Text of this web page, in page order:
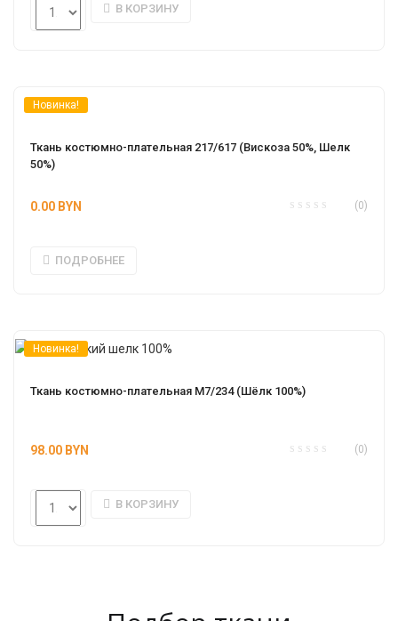
В КОРЗИНУ
Новинка!
Ткань костюмно-плательная 217/617 (Вискоза 50%, Шелк
50%)
(0)
0.00 BYN
ПОДРОБНЕЕ
Новинка!
Ткань костюмно-плательная М7/234 (Шёлк 100%)
(0)
98.00 BYN
В КОРЗИНУ